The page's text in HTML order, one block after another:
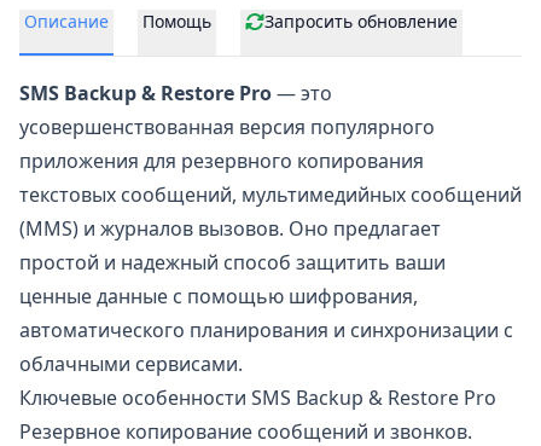
Описание Помощь Запросить обновление
SMS Backup & Restore Pro— это
усовершенствованная версия популярного
приложения для резервного копирования
текстовых сообщений, мультимедийных сообщений
(MMS) и журналов вызовов. Оно предлагает
простой и надежный способ защитить ваши
ценные данные с помощью шифрования,
автоматического планирования и синхронизации с
облачными сервисами.
Ключевые особенности SMS Backup & Restore Pro
Резервное копирование сообщений и звонков.